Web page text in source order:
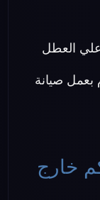
العطل
بعمل صيانة
خارج